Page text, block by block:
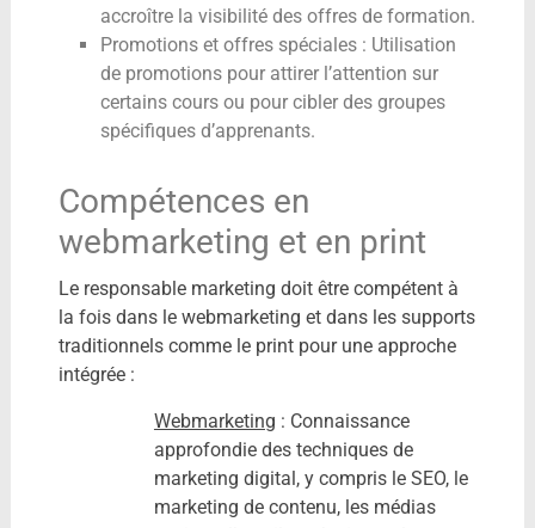
accroître la visibilité des offres de formation.
Promotions et offres spéciales : Utilisation
de promotions pour attirer l’attention sur
certains cours ou pour cibler des groupes
spécifiques d’apprenants.
Compétences en
webmarketing et en print
Le responsable marketing doit être compétent à
la fois dans le webmarketing et dans les supports
traditionnels comme le print pour une approche
intégrée :
Webmarketing : Connaissance
approfondie des techniques de
marketing digital, y compris le SEO, le
marketing de contenu, les médias